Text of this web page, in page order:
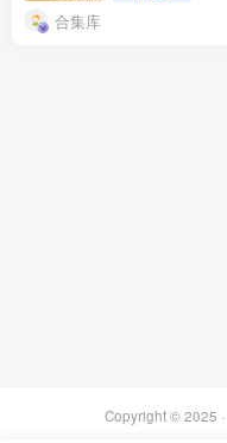
合集库
Copyright © 2025 ·